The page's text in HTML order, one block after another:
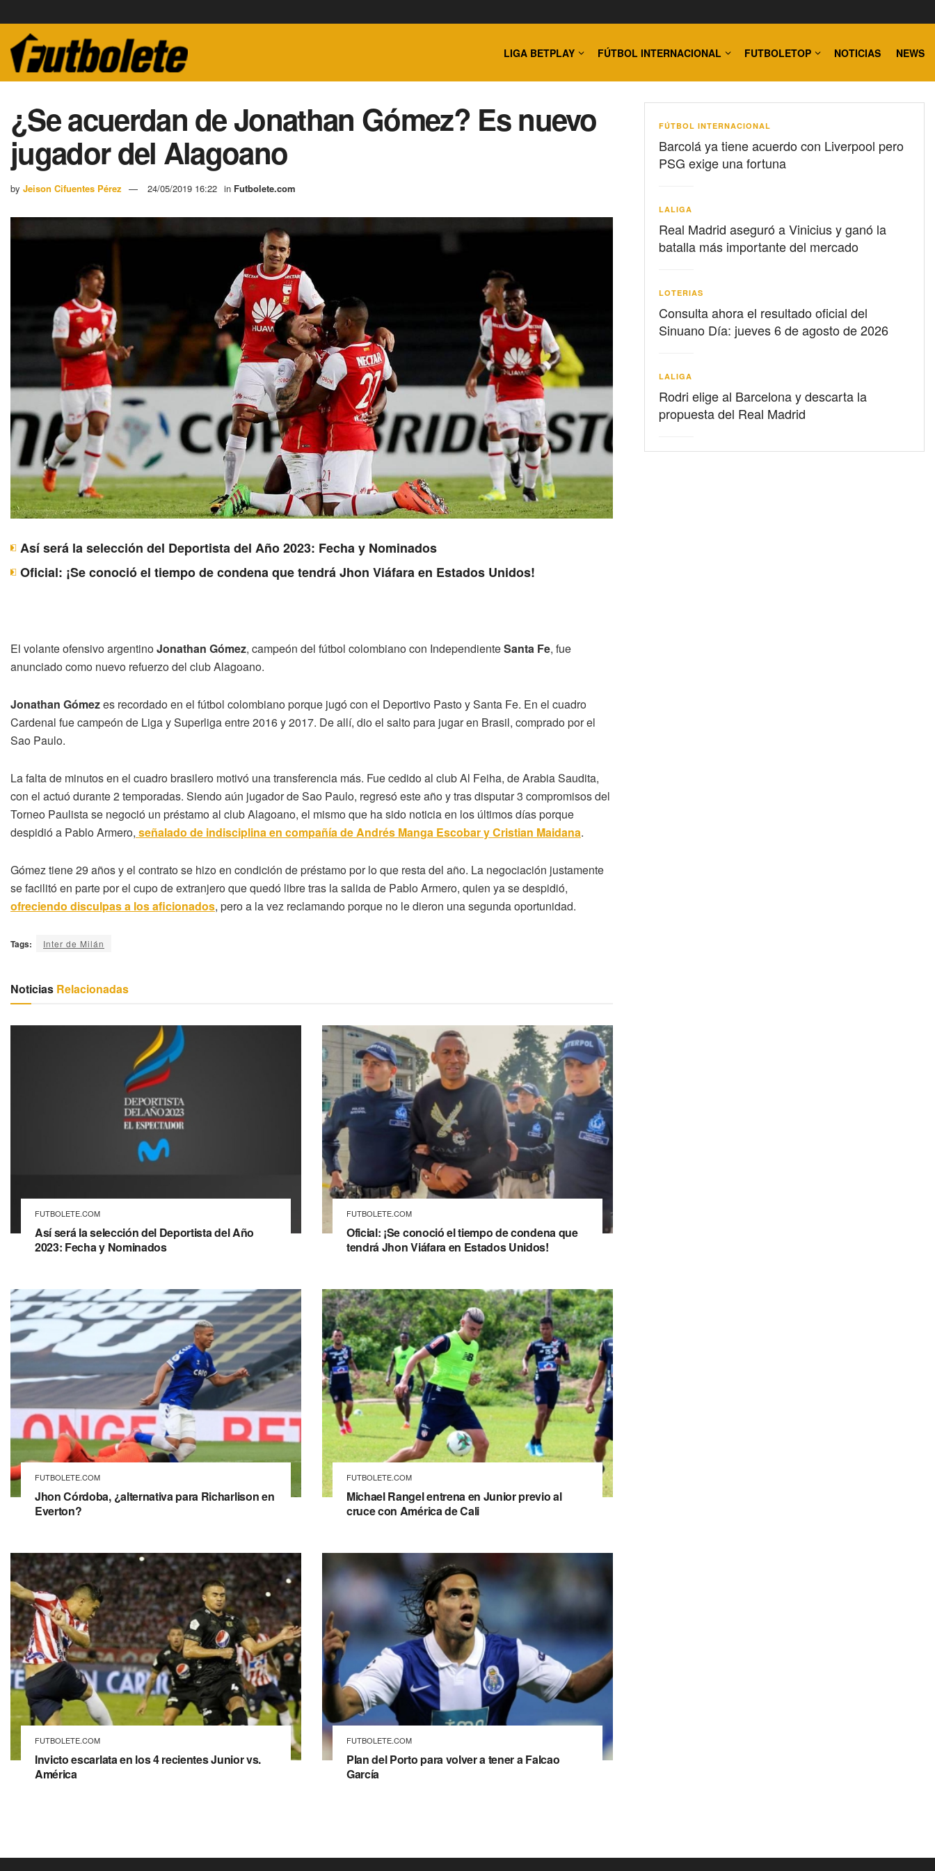
LIGA BETPLAY FÚTBOL INTERNACIONAL FUTBOLETOP NOTICIAS NEWS
¿Se acuerdan de Jonathan Gómez? Es nuevo
jugador del Alagoano
by Jeison Cifuentes Pérez 24/05/2019 16:22 in Futbolete.com
Así será la selección del Deportista del Año 2023: Fecha y Nominados
Oficial: ¡Se conoció el tiempo de condena que tendrá Jhon Viáfara en Estados Unidos!
El volante ofensivo argentinoJonathan Gómez, campeón del fútbol colombiano con IndependienteSanta Fe, fue
anunciado como nuevo refuerzo del club Alagoano.
Jonathan Gómezes recordado en el fútbol colombiano porque jugó con el Deportivo Pasto y Santa Fe. En el cuadro
Cardenal fue campeón de Liga y Superliga entre 2016 y 2017. De allí, dio el salto para jugar en Brasil, comprado por el
Sao Paulo.
La falta de minutos en el cuadro brasilero motivó una transferencia más. Fue cedido al club Al Feiha, de Arabia Saudita,
con el actuó durante 2 temporadas. Siendo aún jugador de Sao Paulo, regresó este año y tras disputar 3 compromisos del
Torneo Paulista se negoció un préstamo al club Alagoano, el mismo que ha sido noticia en los últimos días porque
despidió a Pablo Armero, señalado de indisciplina en compañía de Andrés Manga Escobar y Cristian Maidana.
Gómez tiene 29 años y el contrato se hizo en condición de préstamo por lo que resta del año. La negociación justamente
se facilitó en parte por el cupo de extranjero que quedó libre tras la salida de Pablo Armero, quien ya se despidió,
ofreciendo disculpas a los aficionados, pero a la vez reclamando porque no le dieron una segunda oportunidad.
Tags: Inter de Milán
Noticias Relacionadas
FUTBOLETE.COM
Así será la selección del Deportista del Año
2023: Fecha y Nominados
FUTBOLETE.COM
Oficial: ¡Se conoció el tiempo de condena que
tendrá Jhon Viáfara en Estados Unidos!
FUTBOLETE.COM
Jhon Córdoba, ¿alternativa para Richarlison en
Everton?
FUTBOLETE.COM
Michael Rangel entrena en Junior previo al
cruce con América de Cali
FUTBOLETE.COM
Invicto escarlata en los 4 recientes Junior vs.
América
FUTBOLETE.COM
Plan del Porto para volver a tener a Falcao
García
FÚTBOL INTERNACIONAL
Barcolá ya tiene acuerdo con Liverpool pero
PSG exige una fortuna
LALIGA
Real Madrid aseguró a Vinicius y ganó la
batalla más importante del mercado
LOTERIAS
Consulta ahora el resultado oficial del
Sinuano Día: jueves 6 de agosto de 2026
LALIGA
Rodri elige al Barcelona y descarta la
propuesta del Real Madrid